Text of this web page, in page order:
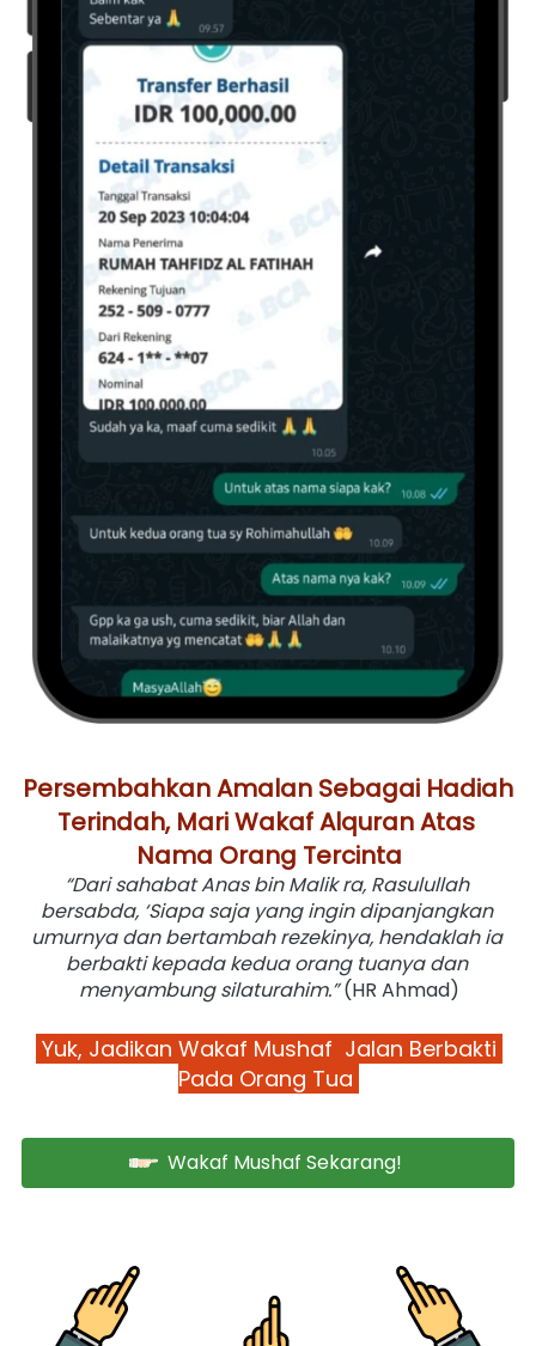
Persembahkan Amalan Sebagai Hadiah
Terindah, Mari Wakaf Alquran Atas
Nama Orang Tercinta
“Dari sahabat Anas bin Malik ra, Rasulullah
bersabda, ‘Siapa saja yang ingin dipanjangkan
umurnya dan bertambah rezekinya, hendaklah ia
berbakti kepada kedua orang tuanya dan
menyambung silaturahim.” (HR Ahmad)
Pada Orang Tua
` Wakaf Mushaf Sekarang!